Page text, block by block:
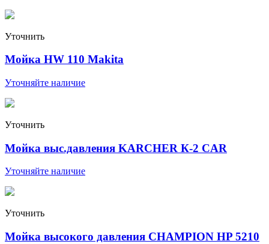
Уточнить
Мойка HW 110 Makita
Уточняйте наличие
Уточнить
Мойка выс.давления KARCHER К-2 CAR
Уточняйте наличие
Уточнить
Мойка высокого давления CHAMPION HP 5210